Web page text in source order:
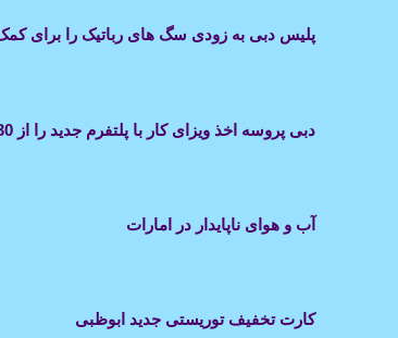
پلیس دبی به زودی سگ های رباتیک را برای
دبی پروسه اخذ ویزای کار با پلتفرم جدید را از 30 روز به 5 کاهش داد
آب و هوای ناپایدار در امارات
کارت تخفیف توریستی جدید ابوظبی